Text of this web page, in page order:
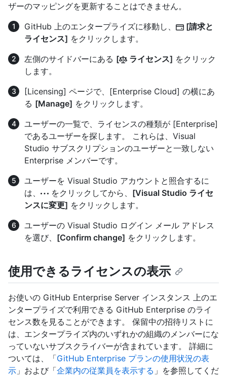
ザーのマッピングを更新することはできません。
GitHub 上のエンタープライズに移動し、
[請求と
ライセンス] をクリックします。
左側のサイドバーにある [ ライセンス] をクリック
します。
[Licensing] ページで、[Enterprise Cloud] の横にあ
る [Manage] をクリックします。
ユーザーの一覧で、ライセンスの種類が [Enterprise]
であるユーザーを探します。 これらは、Visual
Studio サブスクリプションのユーザーと一致しない
Enterprise メンバーです。
ユーザーを Visual Studio アカウントと照合するに
は、
をクリックしてから、 [Visual Studio ライセ
ンスに変更] をクリックします。
ユーザーの Visual Studio ログイン メール アドレス
を選び、 [Confirm change] をクリックします。
使用できるライセンスの表示
お使いの GitHub Enterprise Server インスタンス 上のエ
ンタープライズで利用できる GitHub Enterprise のライ
センス数を見ることができます。 保留中の招待リストに
は、エンタープライズ内のいずれかの組織のメンバーにな
っていないサブスクライバーが含まれています。 詳細に
ついては、「GitHub Enterprise プランの使用状況の表
示 」および「企業内の従業員を表示する 」を参照してくだ